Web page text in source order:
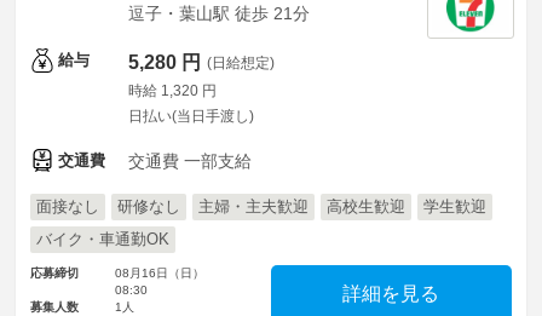
逗子・葉山駅 徒歩 21分
給与 5,280 円 (日給想定)
時給 1,320 円
日払い(当日手渡し)
交通費 交通費 一部支給
面接なし 研修なし 主婦・主夫歓迎 高校生歓迎
学生歓迎
バイク・車通勤OK
応募締切
08月16日（日）
08:30
募集人数
1人
詳細を見る